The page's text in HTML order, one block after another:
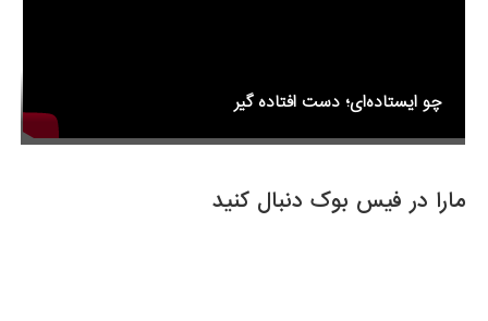
چو ایستاده‌ای؛ دست افتاده گیر
مارا در فیس بوک دنبال کنید